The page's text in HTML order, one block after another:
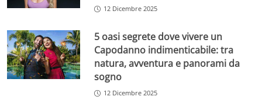
12 Dicembre 2025
5 oasi segrete dove vivere un
Capodanno indimenticabile: tra
natura, avventura e panorami da
sogno
12 Dicembre 2025